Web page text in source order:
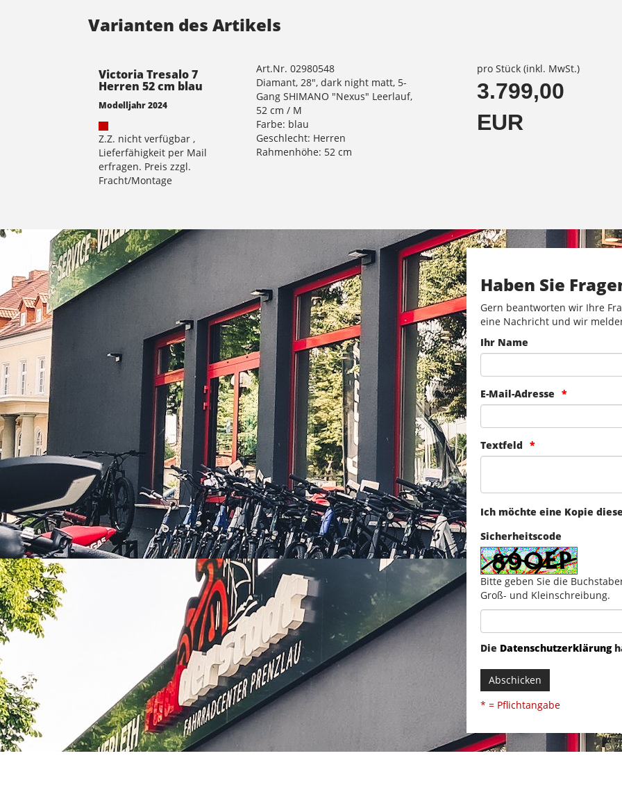
Varianten des Artikels
Victoria Tresalo 7
Herren 52 cm blau
Modelljahr 2024
Z.Z. nicht verfügbar ,
Lieferfähigkeit per Mail
erfragen. Preis zzgl.
Fracht/Montage
Art.Nr. 02980548
Diamant, 28", dark night matt, 5-
Gang SHIMANO "Nexus" Leerlauf,
52 cm / M
Farbe: blau
Geschlecht: Herren
Rahmenhöhe: 52 cm
pro Stück (inkl. MwSt.)
3.799,00
EUR
Haben Sie
Gern beantworten wir Ihre
eine Nachricht und wir
Ihr Name
E-Mail-Adresse
Textfeld
Ich möchte eine Kopie
Sicherheitscode
Bitte geben Sie die
Groß- und Kleinschreibung.
Die Datenschutzerklärung
Abschicken
* = Pflichtangabe